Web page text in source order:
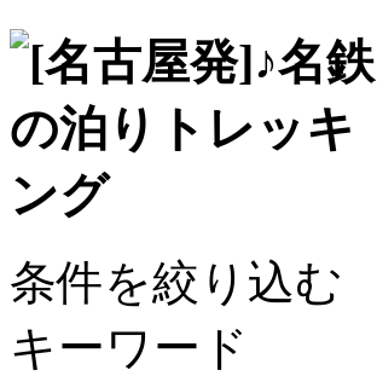
条件を絞り込む
キーワード